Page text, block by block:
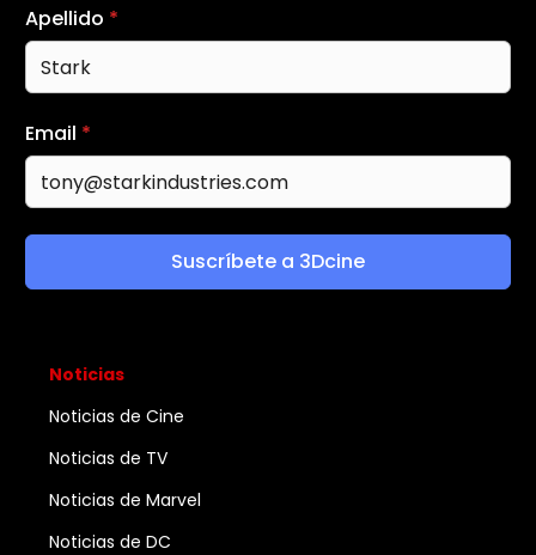
Apellido *
Email *
Suscríbete a 3Dcine
Noticias
Noticias de Cine
Noticias de TV
Noticias de Marvel
Noticias de DC